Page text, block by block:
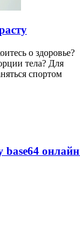
о здоровье?
тела? Для
спортом